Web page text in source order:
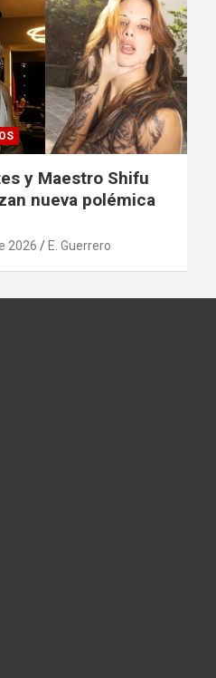
y Maestro Shifu
nueva polémica
2026 E. Guerrero